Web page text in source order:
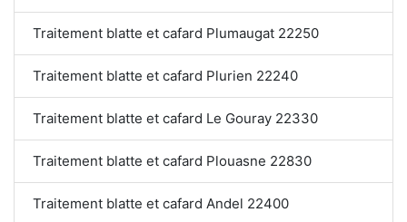
Traitement blatte et cafard Plumaugat 22250
Traitement blatte et cafard Plurien 22240
Traitement blatte et cafard Le Gouray 22330
Traitement blatte et cafard Plouasne 22830
Traitement blatte et cafard Andel 22400